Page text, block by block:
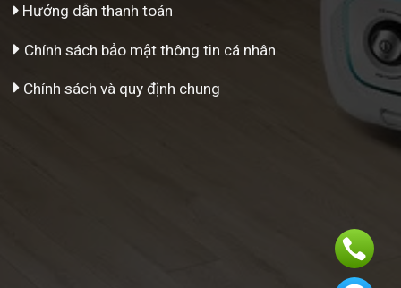
Hướng dẫn thanh toán
Chính sách bảo mật thông tin cá nhân
Chính sách và quy định chung